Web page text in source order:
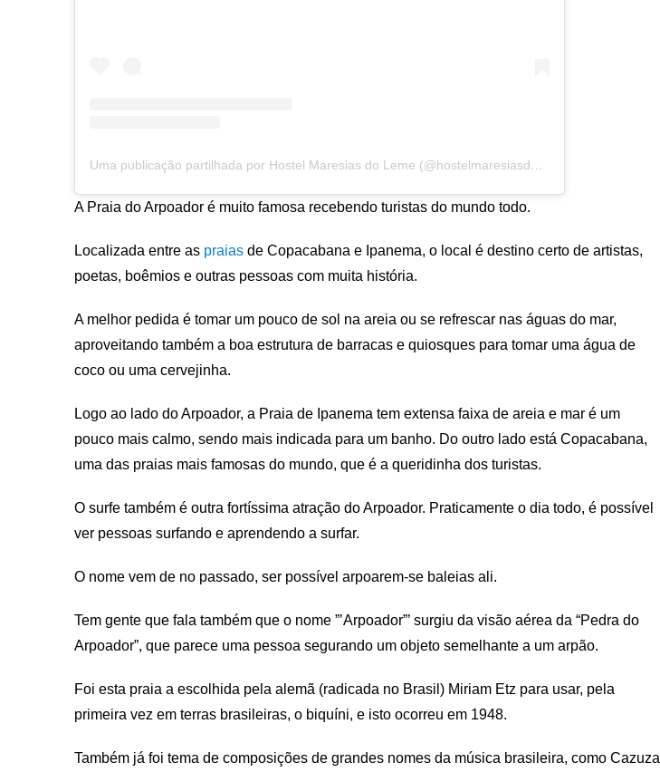
Uma publicação partilhada por Hostel Maresias do Leme (@hostelmaresiasdoleme)
A Praia do Arpoador é muito famosa recebendo turistas do mundo todo.
Localizada entre as praias de Copacabana e Ipanema, o local é destino certo de artistas,
poetas, boêmios e outras pessoas com muita história.
A melhor pedida é tomar um pouco de sol na areia ou se refrescar nas águas do mar,
aproveitando também a boa estrutura de barracas e quiosques para tomar uma água de
coco ou uma cervejinha.
Logo ao lado do Arpoador, a Praia de Ipanema tem extensa faixa de areia e mar é um
pouco mais calmo, sendo mais indicada para um banho. Do outro lado está Copacabana,
uma das praias mais famosas do mundo, que é a queridinha dos turistas.
O surfe também é outra fortíssima atração do Arpoador. Praticamente o dia todo, é possível
ver pessoas surfando e aprendendo a surfar.
O nome vem de no passado, ser possível arpoarem-se baleias ali.
Tem gente que fala também que o nome ”’Arpoador”’ surgiu da visão aérea da “Pedra do
Arpoador”, que parece uma pessoa segurando um objeto semelhante a um arpão.
Foi esta praia a escolhida pela alemã (radicada no Brasil) Miriam Etz para usar, pela
primeira vez em terras brasileiras, o biquíni, e isto ocorreu em 1948.
Também já foi tema de composições de grandes nomes da música brasileira, como Cazuza